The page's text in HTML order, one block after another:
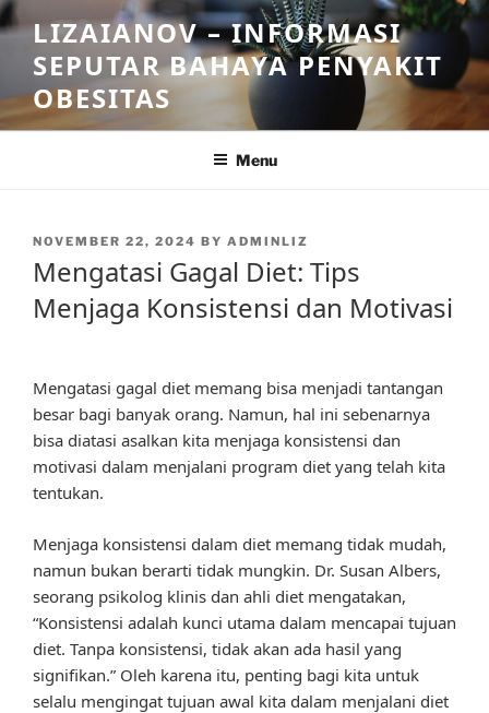
Skip
to
content
LIZAIANOV – INFORMASI
SEPUTAR BAHAYA PENYAKIT
OBESITAS
Menu
POSTED
NOVEMBER 22, 2024 BY ADMINLIZ
Mengatasi Gagal Diet: Tips
Menjaga Konsistensi dan Motivasi
Mengatasi gagal diet memang bisa menjadi tantangan
besar bagi banyak orang. Namun, hal ini sebenarnya
bisa diatasi asalkan kita menjaga konsistensi dan
motivasi dalam menjalani program diet yang telah kita
tentukan.
Menjaga konsistensi dalam diet memang tidak mudah,
namun bukan berarti tidak mungkin. Dr. Susan Albers,
seorang psikolog klinis dan ahli diet mengatakan,
“Konsistensi adalah kunci utama dalam mencapai tujuan
diet. Tanpa konsistensi, tidak akan ada hasil yang
signifikan.” Oleh karena itu, penting bagi kita untuk
selalu mengingat tujuan awal kita dalam menjalani diet